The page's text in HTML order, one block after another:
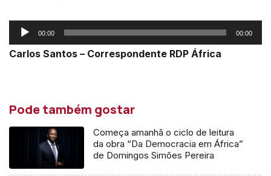
Reprodutor
de
00:00 00:00
Carlos Santos – Correspondente RDP África
Pode também gostar
Começa amanhã o ciclo de leitura
da obra “Da Democracia em África”
de Domingos Simões Pereira